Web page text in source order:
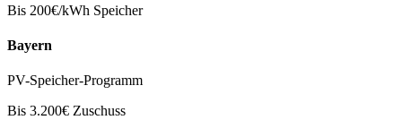
Bis 200€/kWh Speicher
Bayern
PV-Speicher-Programm
Bis 3.200€ Zuschuss